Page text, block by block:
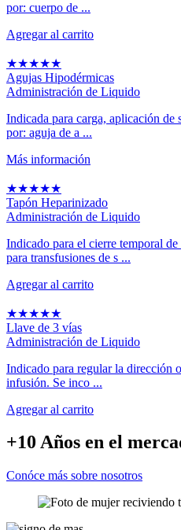
por: cuerpo de ...
Agregar al carrito
★★★★★
Agujas Hipodérmicas
Administración de Liquido
Indicada para carga, aplicación
por: aguja de a ...
Más información
★★★★★
Tapón Heparinizado
Administración de Liquido
Indicado para el cierre temporal
para transfusiones de s ...
Agregar al carrito
★★★★★
Llave de 3 vías
Administración de Liquido
Indicado para regular la dirección
infusión. Se inco ...
Agregar al carrito
+10 Años en el
Conóce más sobre nosotros